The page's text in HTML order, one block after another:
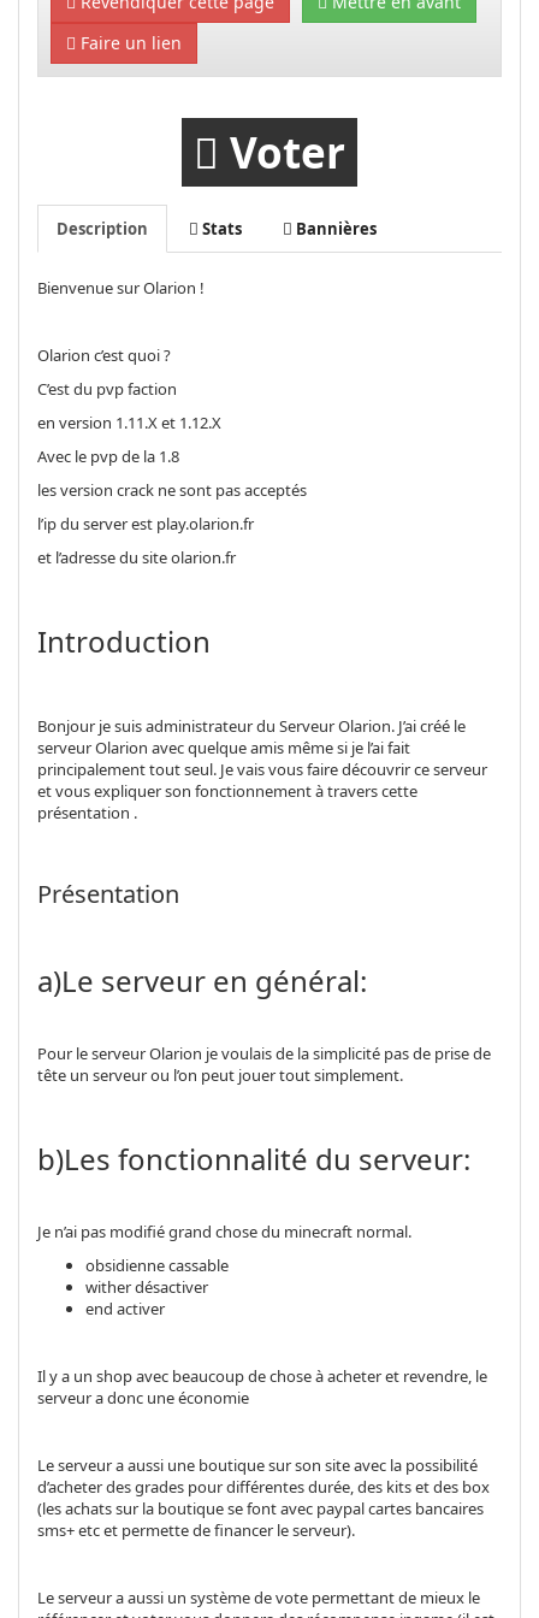
Faire un lien
Voter
Description Stats Bannières
Bienvenue sur Olarion !
Olarion c’est quoi ?
C’est du pvp faction
en version 1.11.X et 1.12.X
Avec le pvp de la 1.8
les version crack ne sont pas acceptés
l’ip du server est play.olarion.fr
et l’adresse du site olarion.fr
Introduction
Bonjour je suis administrateur du Serveur Olarion. J’ai créé le
serveur Olarion avec quelque amis même si je l’ai fait
principalement tout seul. Je vais vous faire découvrir ce serveur
et vous expliquer son fonctionnement à travers cette
présentation .
Présentation
a)Le serveur en général:
Pour le serveur Olarion je voulais de la simplicité pas de prise de
tête un serveur ou l’on peut jouer tout simplement.
b)Les fonctionnalité du serveur:
Je n’ai pas modifié grand chose du minecraft normal.
obsidienne cassable
wither désactiver
end activer
Il y a un shop avec beaucoup de chose à acheter et revendre, le
serveur a donc une économie
Le serveur a aussi une boutique sur son site avec la possibilité
d’acheter des grades pour différentes durée, des kits et des box
(les achats sur la boutique se font avec paypal cartes bancaires
sms+ etc et permette de financer le serveur).
Le serveur a aussi un système de vote permettant de mieux le